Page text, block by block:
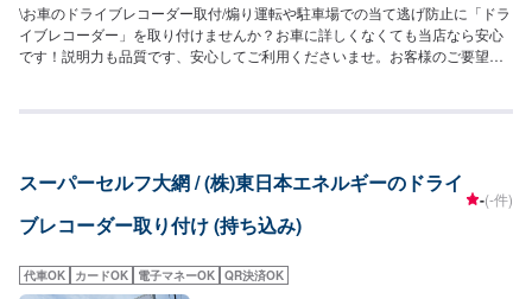
\お車のドライブレコーダー取付/煽り運転や駐車場での当て逃げ防止に「ドラ
イブレコーダー」を取り付けませんか？お車に詳しくなくても当店なら安心
です！説明力も品質です、安心してご利用くださいませ。お客様のご要望に
円〜●その他外車：ASK<パーツ持ち込み可能>パーツ持ち込みも可能です。
にてお伝えください。他店購入車の対応も、輸入車の対応も、クルマの購入
もいろいろ、説明力も対応力も！1969年に創業して以来、50年以上この地で
お店を営業させていただいております。チェーン店への加盟、地元の皆様の
届けられるよう、新しいお店のオープンも進んでおります。
スーパーセルフ大網 / (株)東日本エネルギーのドライ
ブレコーダー取り付け (持ち込み)
-(-件)
代車OK カードOK 電子マネーOK QR決済OK